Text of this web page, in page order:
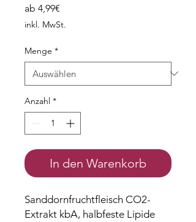
ab 4,99€
Preis
inkl. MwSt.
Menge *
Anzahl *
In den Warenkorb
Sanddornfruchtfleisch CO2-
Extrakt kbA, halbfeste Lipide